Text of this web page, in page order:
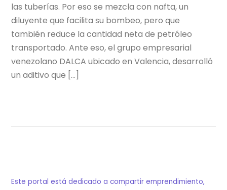
las tuberías. Por eso se mezcla con nafta, un
diluyente que facilita su bombeo, pero que
también reduce la cantidad neta de petróleo
transportado. Ante eso, el grupo empresarial
venezolano DALCA ubicado en Valencia, desarrolló
un aditivo que […]
Este portal está dedicado a compartir emprendimiento,